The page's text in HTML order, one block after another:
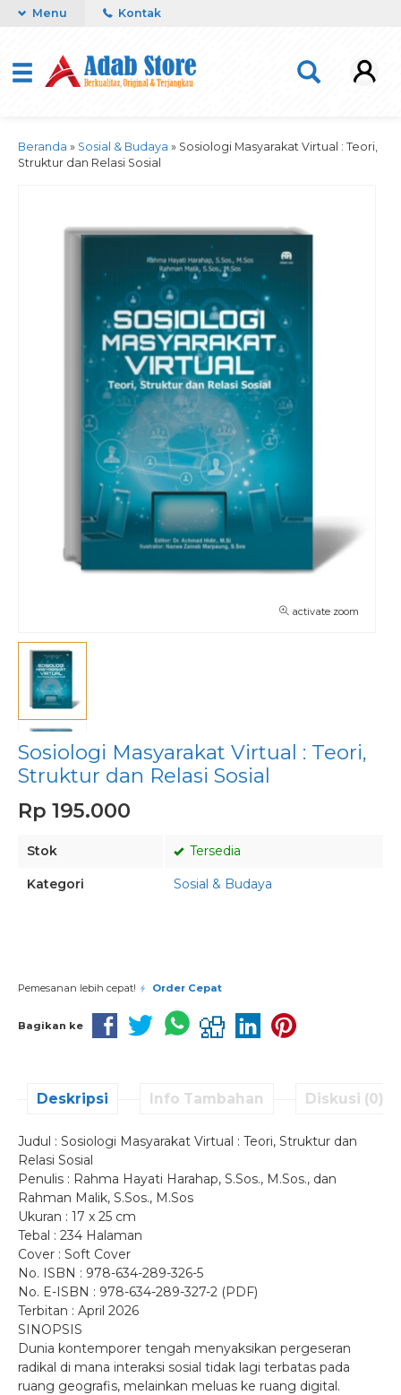
Menu Kontak
Beranda » Sosial & Budaya » Sosiologi Masyarakat Virtual : Teori,
Struktur dan Relasi Sosial
activate zoom
Sosiologi Masyarakat Virtual : Teori,
Struktur dan Relasi Sosial
Rp 195.000
Stok Tersedia
Kategori Sosial & Budaya
Pemesanan lebih cepat! Order Cepat
Bagikan ke
Deskripsi Info Tambahan Diskusi (0)
Judul : Sosiologi Masyarakat Virtual : Teori, Struktur dan
Relasi Sosial
Penulis : Rahma Hayati Harahap, S.Sos., M.Sos., dan
Rahman Malik, S.Sos., M.Sos
Ukuran : 17 x 25 cm
Tebal : 234 Halaman
Cover : Soft Cover
No. ISBN : 978-634-289-326-5
No. E-ISBN : 978-634-289-327-2 (PDF)
Terbitan : April 2026
SINOPSIS
Dunia kontemporer tengah menyaksikan pergeseran
radikal di mana interaksi sosial tidak lagi terbatas pada
ruang geografis, melainkan meluas ke ruang digital.